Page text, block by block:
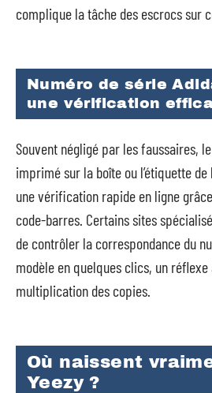
complique la tâche des escrocs sur
Numéro de série
une vérification
Souvent négligé par les faussaires,
imprimé sur la boîte ou l’étiquette
une vérification rapide en ligne
code-barres. Certains sites
de contrôler la correspondance du
modèle en quelques clics, un
multiplication des copies.
Où naissent
Yeezy ?